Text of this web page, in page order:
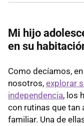
Mi hijo
en su
Como decíamos,
nosotros, explorar
independencia, los
con rutinas que tan
familiar. Una de